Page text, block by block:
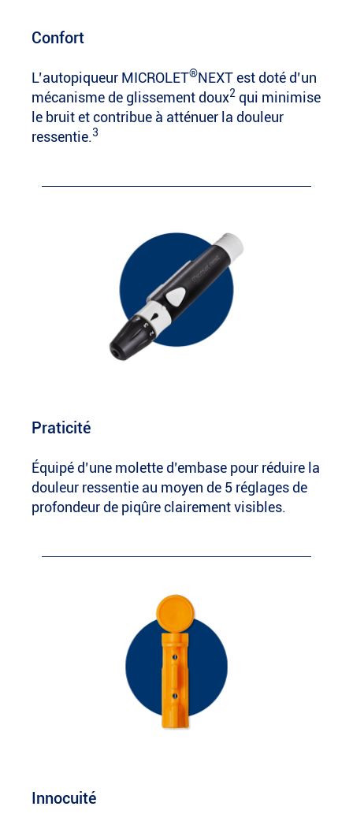
Confort
L’autopiqueur MICROLET®NEXT est doté d’un
mécanisme de glissement doux2 qui minimise
le bruit et contribue à atténuer la douleur
ressentie.3
Praticité
Équipé d’une molette d’embase pour réduire la
douleur ressentie au moyen de 5 réglages de
profondeur de piqûre clairement visibles.
Innocuité